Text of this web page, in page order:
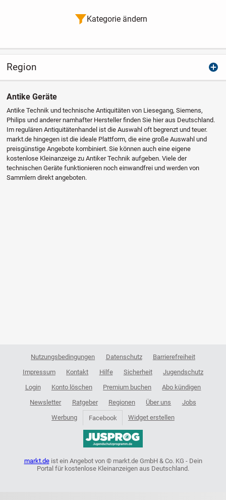
Kategorie ändern
Region
Antike Geräte
Antike Technik und technische Antiquitäten von Liesegang, Siemens,
Philips und anderer namhafter Hersteller finden Sie hier aus Deutschland.
Im regulären Antiquitätenhandel ist die Auswahl oft begrenzt und teuer.
markt.de hingegen ist die ideale Plattform, die eine große Auswahl und
preisgünstige Angebote kombiniert. Sie können auch eine eigene
kostenlose Kleinanzeige zu Antiker Technik aufgeben. Viele der
technischen Geräte funktionieren noch einwandfrei und werden von
Sammlern direkt angeboten.
Nutzungsbedingungen Datenschutz
Barrierefreiheit
Impressum
Kontakt Hilfe Sicherheit
Jugendschutz
Login
Konto löschen Premium buchen
Abo kündigen
Newsletter
Ratgeber Regionen Über uns
Jobs
Werbung
Facebook Widget erstellen
markt.deist ein Angebot von © markt.de GmbH & Co. KG - Dein
Portal für kostenlose Kleinanzeigen aus Deutschland.